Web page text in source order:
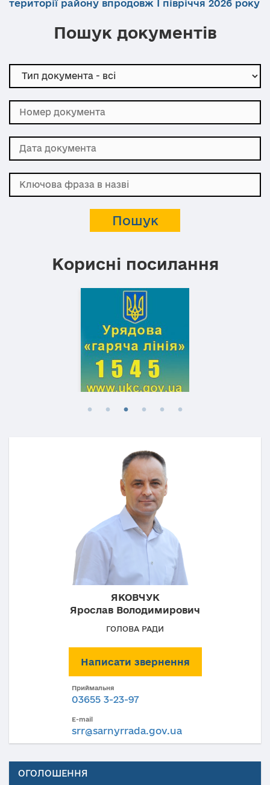
території району впродовж І півріччя 2026 року
Пошук документів
Корисні посилання
ЯКОВЧУК
Ярослав Володимирович
ГОЛОВА РАДИ
Написати звернення
Приймальня
03655 3-23-97
E-mail
srr@sarnyrrada.gov.ua
ОГОЛОШЕННЯ